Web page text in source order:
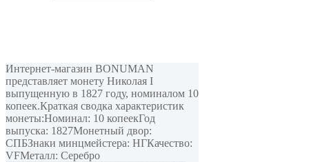
Интернет-магазин BONUMAN
представляет монету Николая I
выпущенную в 1827 году, номиналом 10
копеек.Краткая сводка характеристик
монеты:Номинал: 10 копеекГод
выпуска: 1827Монетный двор:
СПБЗнаки минцмейстера: НГКачество:
VFМеталл: Серебро